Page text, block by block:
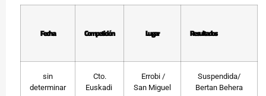
Fecha Competición Lugar Resultados
sin
determinar
Cto.
Euskadi
Errobi /
San Miguel
Suspendida/
Bertan Behera